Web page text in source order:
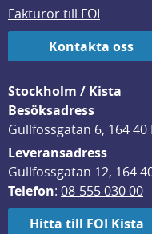
Fakturor till FOI
Kontakta oss
Stockholm / Kista
Besöksadress
Gullfossgatan 6, 164 40
Leveransadress
Gullfossgatan 12, 164
Telefon: 08-555 030 00
Hitta till FOI Kista